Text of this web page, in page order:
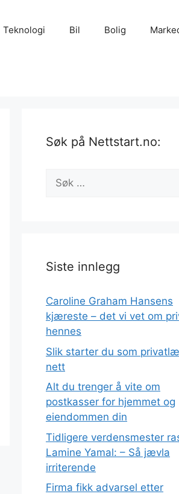
Teknologi Bil Bolig
Søk på Nettstart.no:
Søk
etter:
Siste innlegg
Caroline Graham Hansens
kjæreste – det vi vet om
hennes
Slik starter du som
nett
Alt du trenger å vite om
postkasser for hjemmet og
eiendommen din
Tidligere verdensmester
Lamine Yamal: – Så jævla
irriterende
Firma fikk advarsel etter